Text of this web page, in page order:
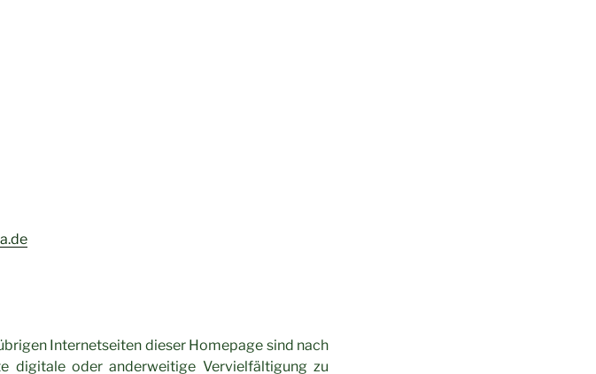
Internetseiten dieser Homepage sind nach
digitale oder anderweitige Vervielfältigung zu